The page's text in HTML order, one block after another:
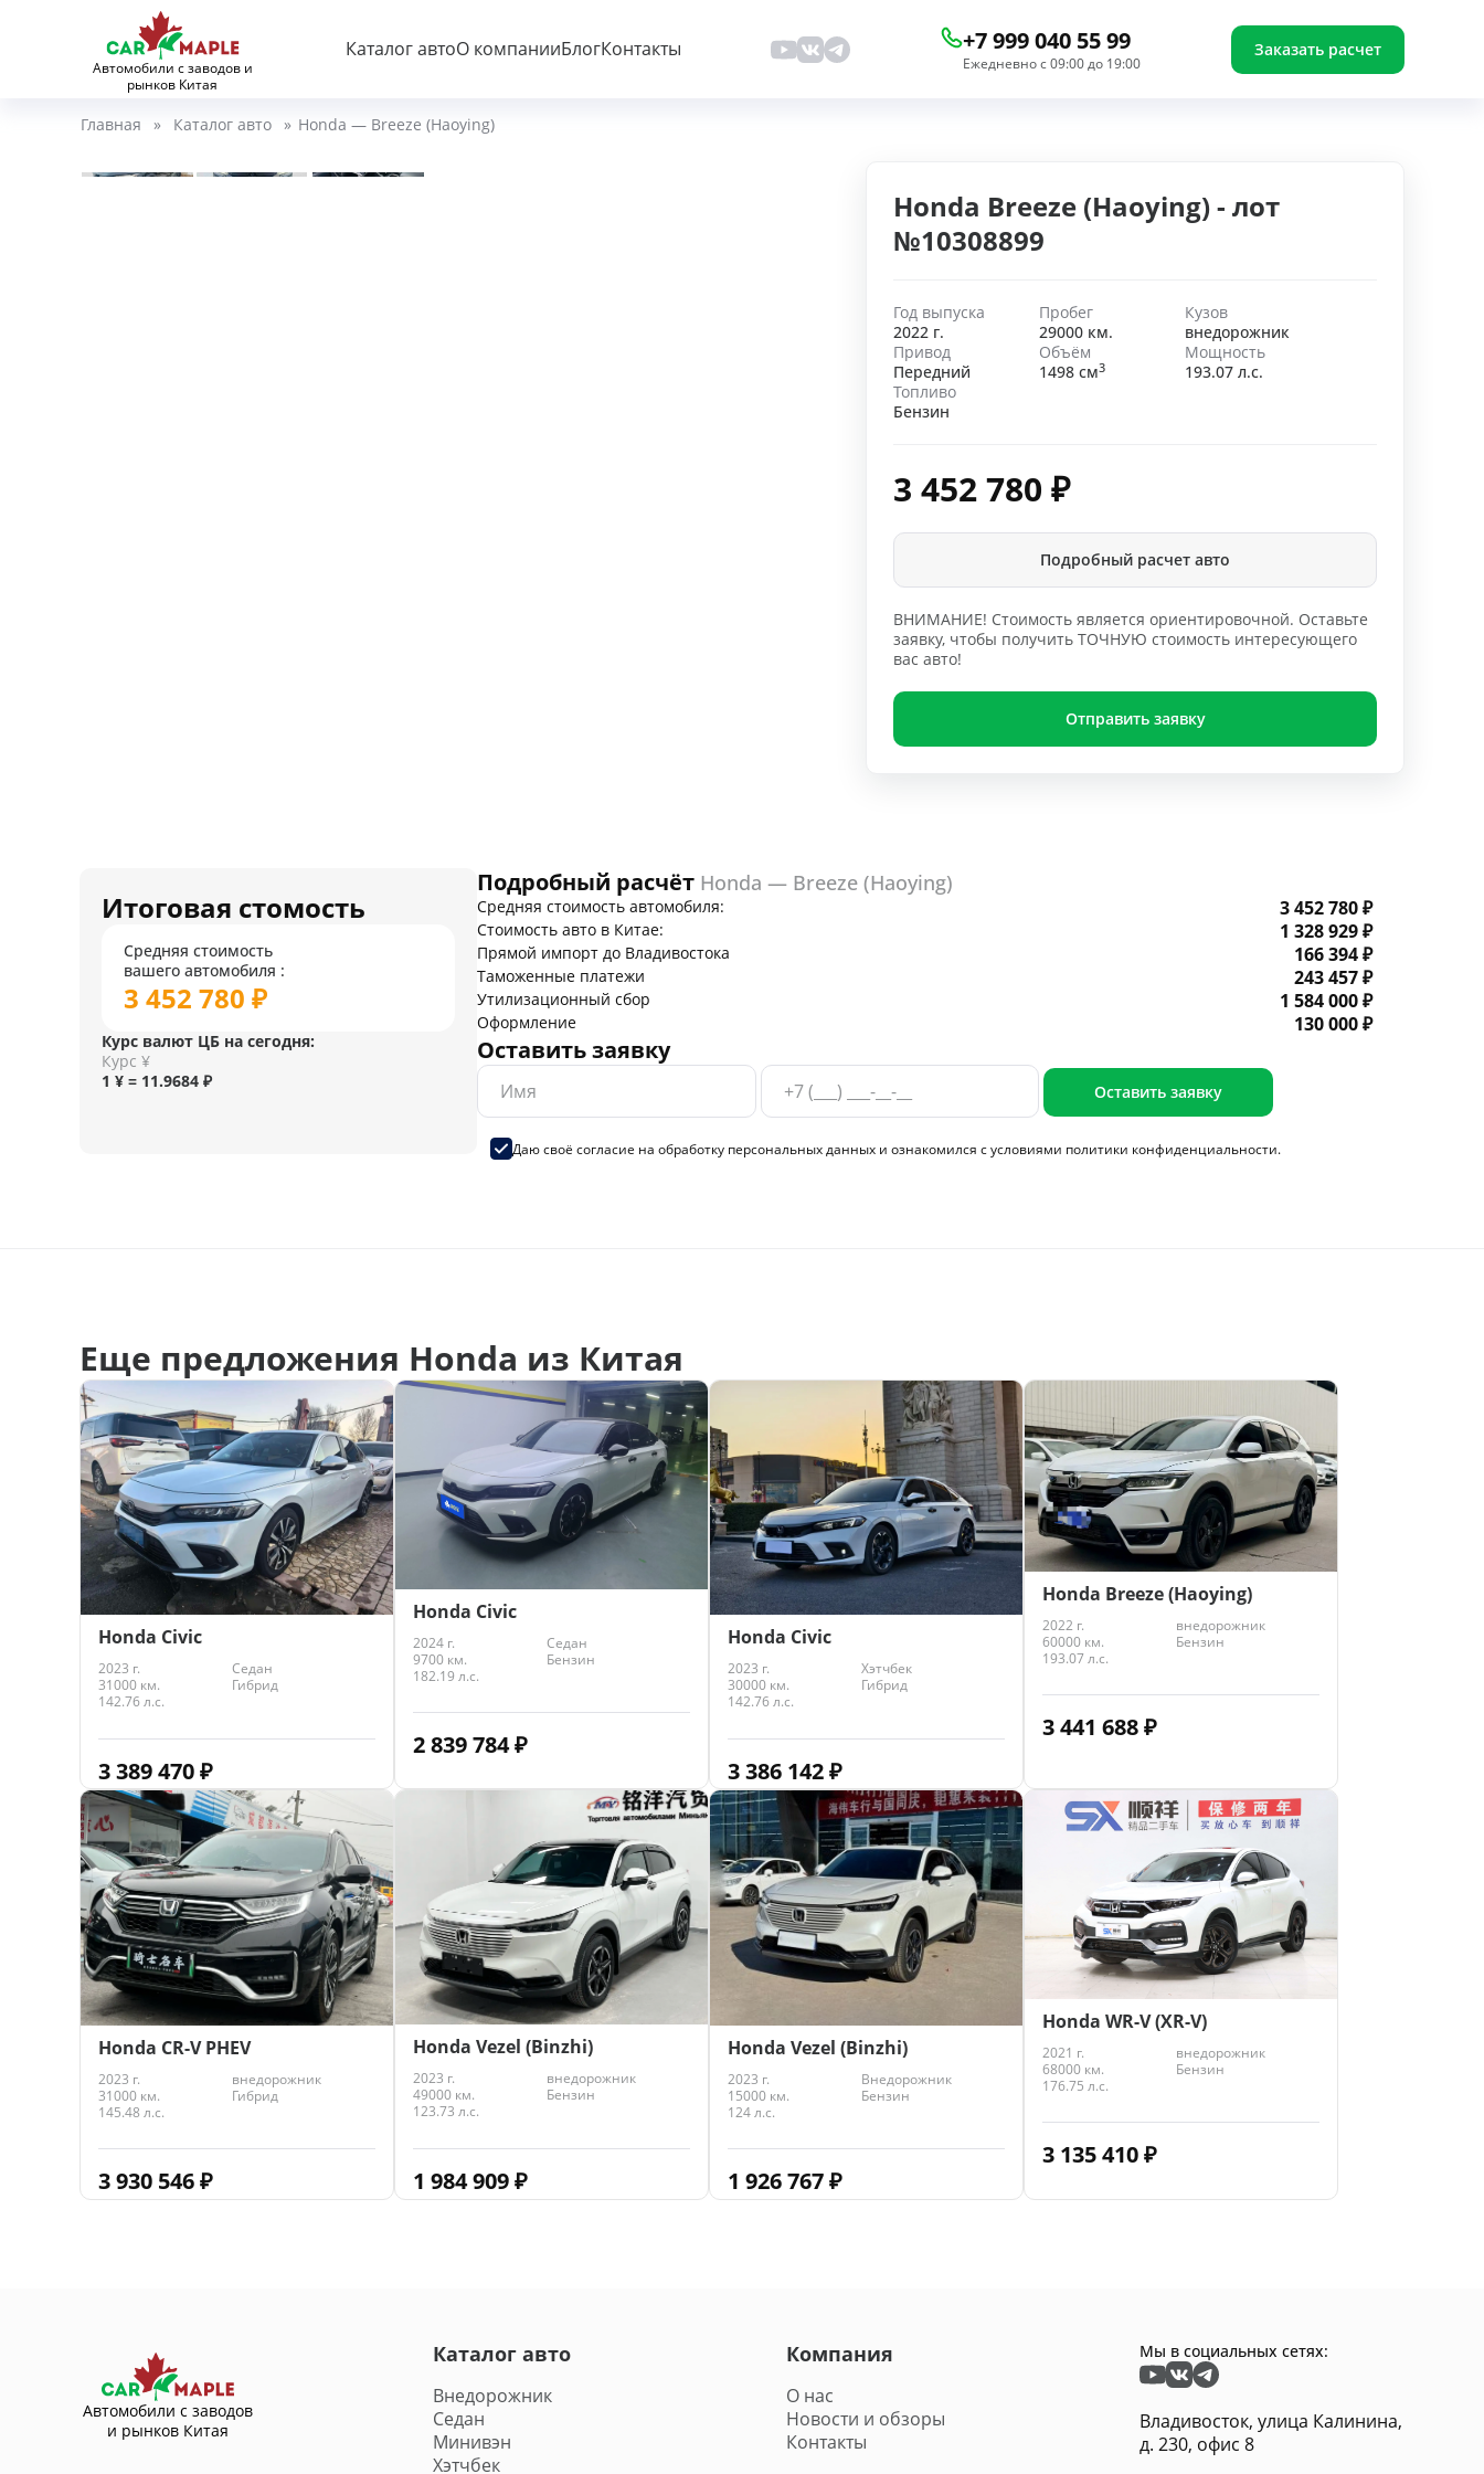
Автомобили с заводов и
рынков Китая
Каталог автоО компанииБлогКонтакты +7 999 040 55 99
Ежедневно с 09:00 до 19:00
Заказать расчет
Главная » Каталог авто » Honda — Breeze (Haoying)
Honda Breeze (Haoying) - лот
№10308899
Год выпуска
2022 г.
Пробег
29000 км.
Кузов
внедорожник
Привод
Передний
Объём
1498 см3
Мощность
193.07 л.с.
Топливо
Бензин
3 452 780 ₽
Подробный расчет авто
ВНИМАНИЕ! Стоимость является ориентировочной. Оставьте
заявку, чтобы получить ТОЧНУЮ стоимость интересующего
вас авто!
Отправить заявку
Итоговая стомость
Средняя стоимость
вашего автомобиля :
3 452 780 ₽
Курс валют ЦБ на сегодня:
Курс ¥
1 ¥ = 11.9684 ₽
Подробный расчёт Honda — Breeze (Haoying)
Средняя стоимость автомобиля: 3 452 780 ₽
Стоимость авто в Китае: 1 328 929 ₽
Прямой импорт до Владивостока 166 394 ₽
Таможенные платежи 243 457 ₽
Утилизационный сбор 1 584 000 ₽
Оформление 130 000 ₽
Оставить заявку
Оставить заявку
Даю своё согласие на обработку персональных данных и ознакомился с условиями политики конфиденциальности.
Еще предложения Honda из Китая
Honda Civic
2023 г.
Седан
31000 км.
Гибрид
142.76 л.с.
3 389 470₽
Honda Civic
2024 г.
Седан
9700 км.
Бензин
182.19 л.с.
2 839 784₽
Honda Civic
2023 г.
Хэтчбек
30000 км.
Гибрид
142.76 л.с.
3 386 142₽
Honda Breeze (Haoying)
2022 г.
внедорожник
60000 км.
Бензин
193.07 л.с.
3 441 688₽
Honda CR-V PHEV
2023 г.
внедорожник
31000 км.
Гибрид
145.48 л.с.
3 930 546₽
Honda Vezel (Binzhi)
2023 г.
внедорожник
49000 км.
Бензин
123.73 л.с.
1 984 909₽
Honda Vezel (Binzhi)
2023 г.
Внедорожник
15000 км.
Бензин
124 л.с.
1 926 767₽
Honda WR-V (XR-V)
2021 г.
внедорожник
68000 км.
Бензин
176.75 л.с.
3 135 410₽
Автомобили с заводов
и рынков Китая
Каталог авто
Внедорожник
Седан
Минивэн
Хэтчбек
Компания
О нас
Новости и обзоры
Контакты
Мы в социальных сетях:
Владивосток, улица Калинина,
д. 230, офис 8